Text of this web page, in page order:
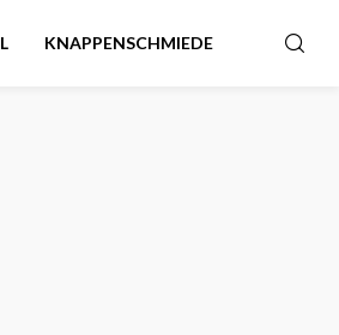
KNAPPENSCHMIEDE